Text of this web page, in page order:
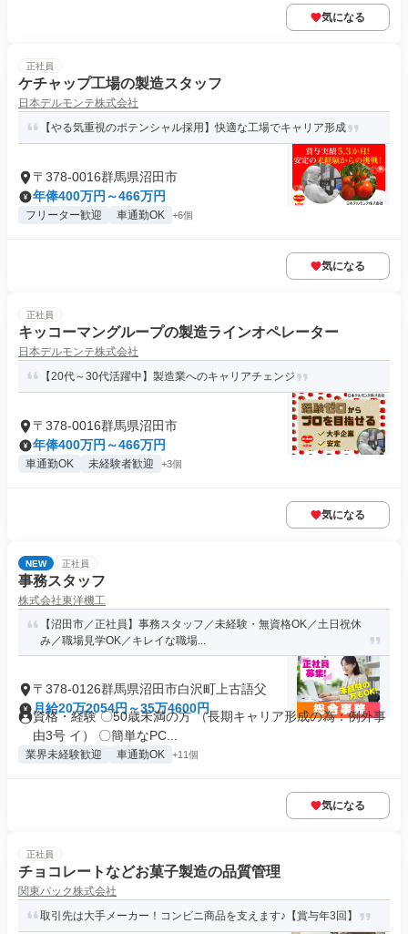
気になる
正社員
ケチャップ工場の製造スタッフ
日本デルモンテ株式会社
【やる気重視のポテンシャル採用】快適な工場でキャリア形成
〒378-0016群馬県沼田市
年俸400万円～466万円
フリーター歓迎 車通勤OK +6個
気になる
正社員
キッコーマングループの製造ラインオペレーター
日本デルモンテ株式会社
【20代～30代活躍中】製造業へのキャリアチェンジ
〒378-0016群馬県沼田市
年俸400万円～466万円
車通勤OK 未経験者歓迎 +3個
気になる
NEW 正社員
事務スタッフ
株式会社東洋機工
【沼田市／正社員】事務スタッフ／未経験・無資格OK／土日祝休
み／職場見学OK／キレイな職場...
〒378-0126群馬県沼田市白沢町上古語父
月給20万2054円～35万4600円
資格・経験 〇50歳未満の方 （長期キャリア形成の為：例外事
由3号 イ） 〇簡単なPC...
業界未経験歓迎 車通勤OK +11個
気になる
正社員
チョコレートなどお菓子製造の品質管理
関東パック株式会社
取引先は大手メーカー！コンビニ商品を支えます♪【賞与年3回】